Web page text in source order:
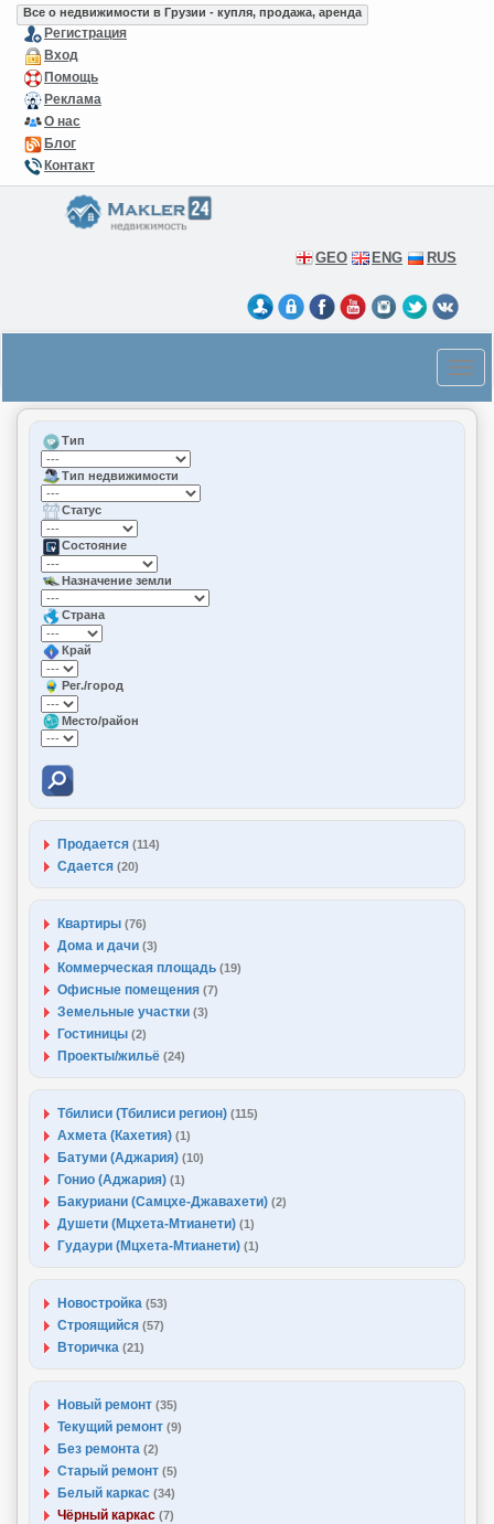
Все о недвижимости в Грузии - купля, продажа, аренда
Регистрация
Вход
Помощь
Реклама
О нас
Блог
Контакт
GEO ENG RUS
Тип
Тип недвижимости
Статус
Состояние
Назначение земли
Страна
Край
Рег./город
Место/район
Продается (114)
Сдается (20)
Квартиры (76)
Дома и дачи (3)
Коммерческая площадь (19)
Офисные помещения (7)
Земельные участки (3)
Гостиницы (2)
Проекты/жильё (24)
Тбилиси (Тбилиси регион) (115)
Ахмета (Кахетия) (1)
Батуми (Аджария) (10)
Гонио (Аджария) (1)
Бакуриани (Самцхе-Джавахети) (2)
Душети (Мцхета-Мтианети) (1)
Гудаури (Мцхета-Мтианети) (1)
Новостройка (53)
Строящийся (57)
Вторичка (21)
Новый ремонт (35)
Текущий ремонт (9)
Без ремонта (2)
Старый ремонт (5)
Белый каркас (34)
Чёрный каркас (7)